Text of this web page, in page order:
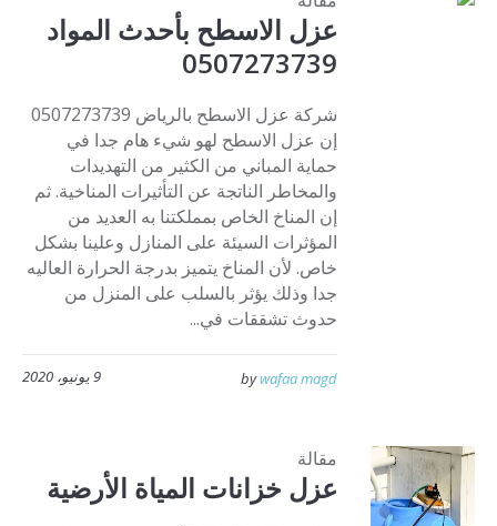
عزل الاسطح بأحدث المواد
0507273739
شركة عزل الاسطح بالرياض 0507273739
إن عزل الاسطح لهو شيء هام جدا في
حماية المباني من الكثير من التهديدات
والمخاطر الناتجة عن التأثيرات المناخية. ثم
إن المناخ الخاص بمملكتنا به العديد من
المؤثرات السيئة على المنازل وعلينا بشكل
خاص. لأن المناخ يتميز بدرجة الحرارة العاليه
جدا وذلك يؤثر بالسلب على المنزل من
حدوث تشققات في...
9 يونيو، 2020 bywafaa magd
مقالة
عزل خزانات المياة الأرضية